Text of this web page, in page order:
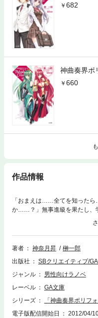
682
神曲奏界
660
作品情報
「おまえは……全てを知った
か……？」無事進級を果たし、
テ。だがフォロンは彼女の過
カルテもまた、自らの過去に
ロンには代え難い平穏な日々
ングイスと契約したという謎の
し短編「MaidServant」を収録
著者 神奈月昇
榊一郎
出版社
SBクリエイティブ/
ジャンル
男性向けラノベ
レーベル
GA文庫
シリーズ
「神曲奏界ポリフ
電子版配信開始日
2012/04/